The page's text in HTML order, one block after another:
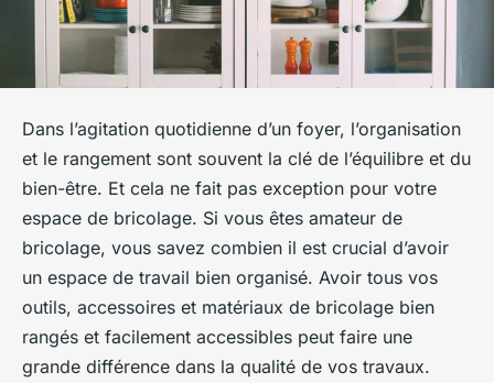
Dans l’agitation quotidienne d’un foyer, l’organisation
et le rangement sont souvent la clé de l’équilibre et du
bien-être. Et cela ne fait pas exception pour votre
espace de bricolage. Si vous êtes amateur de
bricolage, vous savez combien il est crucial d’avoir
un espace de travail bien organisé. Avoir tous vos
outils, accessoires et matériaux de bricolage bien
rangés et facilement accessibles peut faire une
grande différence dans la qualité de vos travaux.